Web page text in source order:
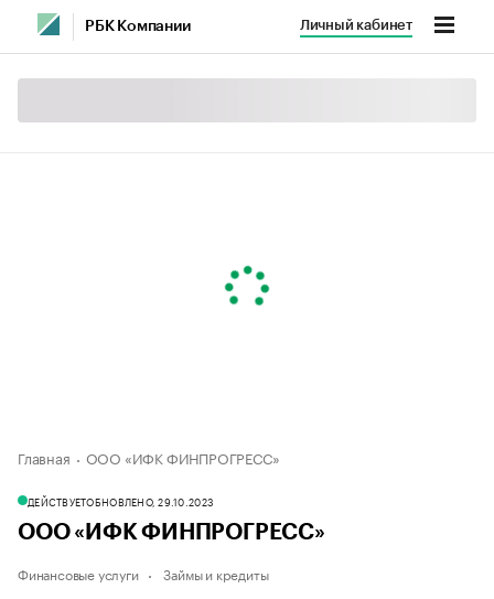
РБК Компании Личный кабинет
Главная ООО «ИФК ФИНПРОГРЕСС»
ДЕЙСТВУЕТОБНОВЛЕНО, 29.10.2023
ООО «ИФК ФИНПРОГРЕСС»
Финансовые услуги Займы и кредиты